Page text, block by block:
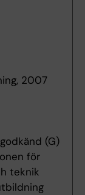
2007
(G)
för
teknik